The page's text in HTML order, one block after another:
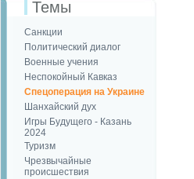
Темы
Санкции
Политический диалог
Военные учения
Неспокойный Кавказ
Спецоперация на Украине
Шанхайский дух
Игры Будущего - Казань
2024
Туризм
Чрезвычайные
происшествия